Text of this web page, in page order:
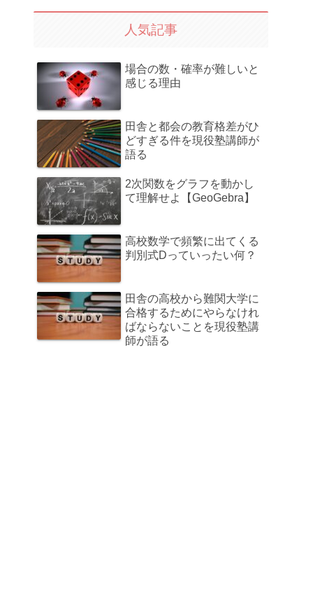
人気記事
場合の数・確率が難しいと
感じる理由
田舎と都会の教育格差がひ
どすぎる件を現役塾講師が
語る
2次関数をグラフを動かし
て理解せよ【GeoGebra】
高校数学で頻繁に出てくる
判別式Dっていったい何？
田舎の高校から難関大学に
合格するためにやらなけれ
ばならないことを現役塾講
師が語る